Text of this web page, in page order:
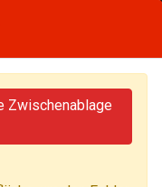
Zwischenablage
Zwischenablage
Zwischenablage